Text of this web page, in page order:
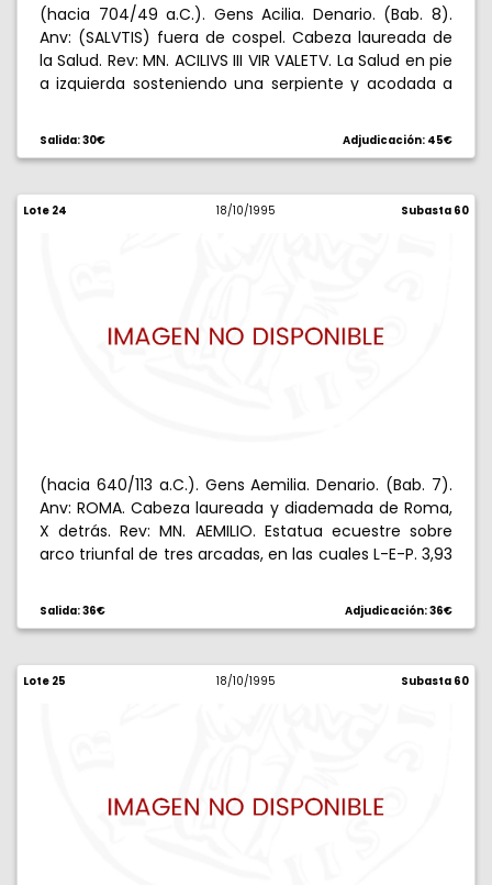
(hacia 704/49 a.C.). Gens Acilia. Denario. (Bab. 8).
Anv: (SALVTIS) fuera de cospel. Cabeza laureada de
la Salud. Rev: MN. ACILIVS III VIR VALETV. La Salud en pie
a izquierda sosteniendo una serpiente y acodada a
Salida: 30€ Adjudicación: 45€
Lote 24 18/10/1995 Subasta 60
(hacia 640/113 a.C.). Gens Aemilia. Denario. (Bab. 7).
Anv: ROMA. Cabeza laureada y diademada de Roma,
X detrás. Rev: MN. AEMILIO. Estatua ecuestre sobre
arco triunfal de tres arcadas, en las cuales L-E-P. 3,93
Salida: 36€ Adjudicación: 36€
Lote 25 18/10/1995 Subasta 60